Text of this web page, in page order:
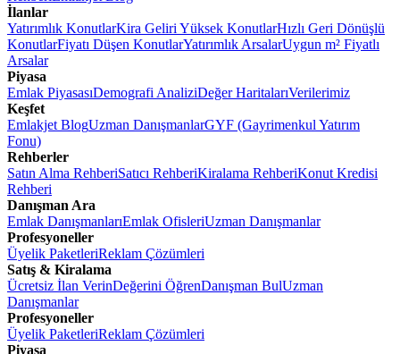
İlanlar
Yatırımlık KonutlarKira Geliri Yüksek KonutlarHızlı Geri Dönüşlü
KonutlarFiyatı Düşen KonutlarYatırımlık ArsalarUygun m² Fiyatlı
Arsalar
Piyasa
Emlak PiyasasıDemografi AnaliziDeğer HaritalarıVerilerimiz
Keşfet
Emlakjet BlogUzman DanışmanlarGYF (Gayrimenkul Yatırım
Fonu)
Rehberler
Satın Alma RehberiSatıcı RehberiKiralama RehberiKonut Kredisi
Rehberi
Danışman Ara
Emlak DanışmanlarıEmlak OfisleriUzman Danışmanlar
Profesyoneller
Üyelik PaketleriReklam Çözümleri
Satış & Kiralama
Ücretsiz İlan VerinDeğerini ÖğrenDanışman BulUzman
Danışmanlar
Profesyoneller
Üyelik PaketleriReklam Çözümleri
Piyasa